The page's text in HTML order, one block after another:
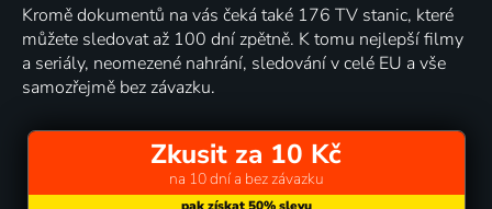
Kromě dokumentů na vás čeká také 176 TV stanic, které
můžete sledovat až 100 dní zpětně. K tomu nejlepší filmy
a seriály, neomezené nahrání, sledování v celé EU a vše
samozřejmě bez závazku.
Zkusit za 10 Kč
na 10 dní a bez závazku